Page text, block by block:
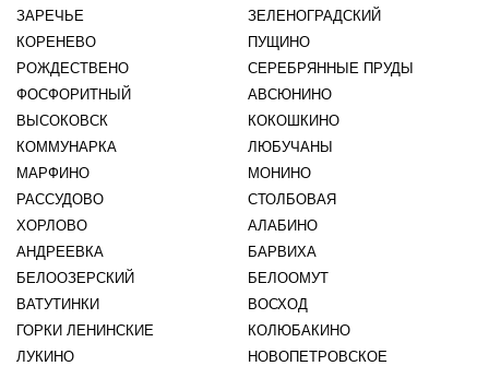
ЗАРЕЧЬЕ
ЗЕЛЕНОГРАДСКИЙ
КОРЕНЕВО
ПУЩИНО
РОЖДЕСТВЕНО
СЕРЕБРЯННЫЕ ПРУДЫ
ФОСФОРИТНЫЙ
АВСЮНИНО
ВЫСОКОВСК
КОКОШКИНО
КОММУНАРКА
ЛЮБУЧАНЫ
МАРФИНО
МОНИНО
РАССУДОВО
СТОЛБОВАЯ
ХОРЛОВО
АЛАБИНО
АНДРЕЕВКА
БАРВИХА
БЕЛООЗЕРСКИЙ
БЕЛООМУТ
ВАТУТИНКИ
ВОСХОД
ГОРКИ ЛЕНИНСКИЕ
КОЛЮБАКИНО
ЛУКИНО
НОВОПЕТРОВСКОЕ